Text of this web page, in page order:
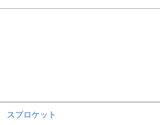
スプロケット